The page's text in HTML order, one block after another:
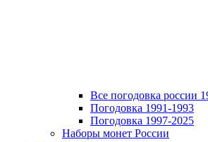
Все погодовка россии
Погодовка 1991-1993
Погодовка 1997-2025
Наборы монет России